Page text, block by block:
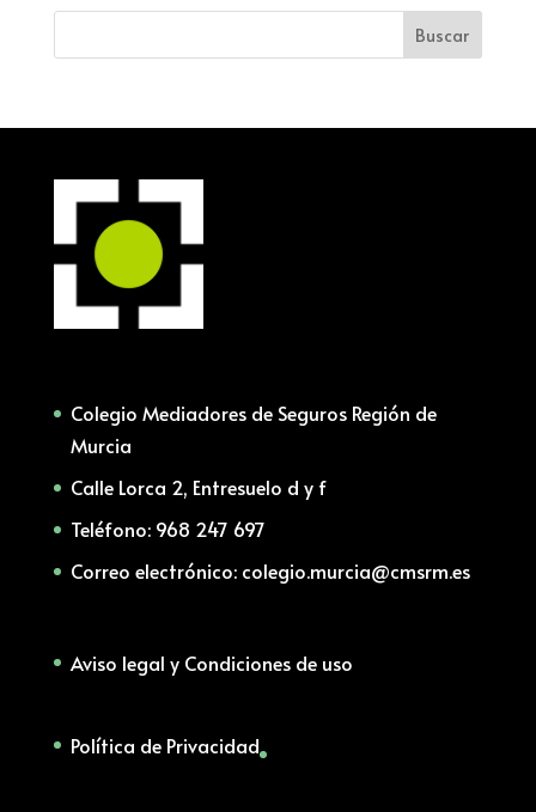
Colegio Mediadores de Seguros Región de
Murcia
Calle Lorca 2, Entresuelo d y f
Teléfono: 968 247 697
Correo electrónico: colegio.murcia@cmsrm.es
Aviso legal y Condiciones de uso
Política de Privacidad